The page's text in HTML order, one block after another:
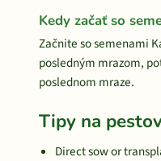
Kedy začať so
Začnite so semenami
posledným mrazom,
poslednom mraze.
Tipy na
Direct sow or